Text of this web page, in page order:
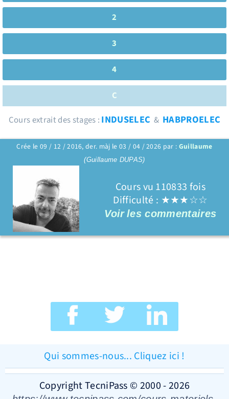
2
3
4
C
Cours extrait des stages : INDUSELEC & HABPROELEC
Crée le 09 / 12 / 2016, der. màj le 03 / 04 / 2026 par : Guillaume
(Guillaume DUPAS)
Cours vu 110833 fois
Difficulté : ★★★☆☆
Voirles commentaires
Qui sommes-nous... Cliquez ici !
Copyright TecniPass © 2000 - 2026